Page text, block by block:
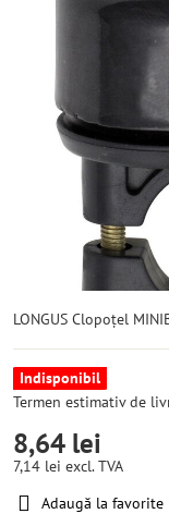
LONGUS Clopoțel
Indisponibil
Termen estimativ de
8,64 lei
7,14 lei excl. TVA
Adaugă la favorite